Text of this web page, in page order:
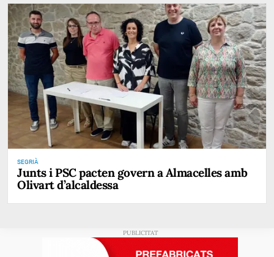
SEGRIÀ
Junts i PSC pacten govern a Almacelles amb
Olivart d’alcaldessa